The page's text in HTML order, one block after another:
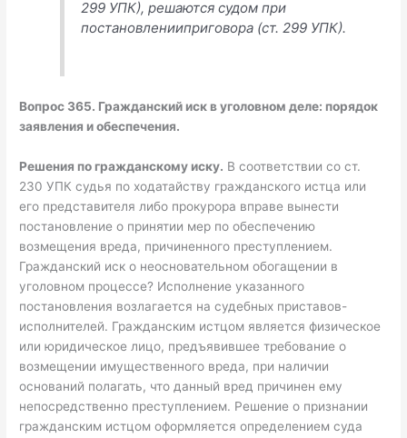
299 УПК), решаются судом при
постановленииприговора (ст. 299 УПК).
Вопрос 365. Гражданский иск в уголовном деле: порядок
заявления и обеспечения.
Решения по гражданскому иску. В соответствии со ст.
230 УПК судья по ходатайству гражданского истца или
его представителя либо прокурора вправе вынести
постановление о принятии мер по обеспечению
возмещения вреда, причиненного преступлением.
Гражданский иск о неосновательном обогащении в
уголовном процессе? Исполнение указанного
постановления возлагается на судебных приставов-
исполнителей. Гражданским истцом является физическое
или юридическое лицо, предъявившее требование о
возмещении имущественного вреда, при наличии
оснований полагать, что данный вред причинен ему
непосредственно преступлением. Решение о признании
гражданским истцом оформляется определением суда